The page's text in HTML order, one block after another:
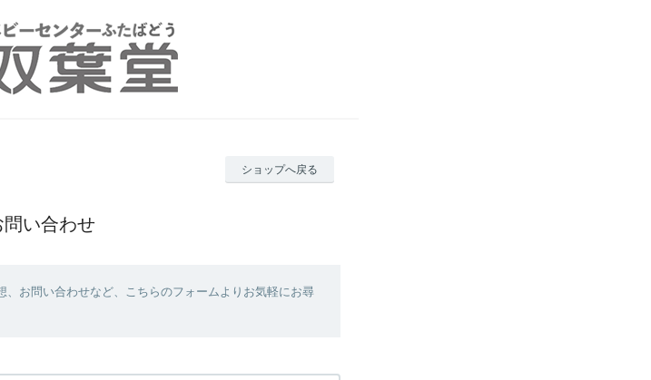
ショップへ戻る
問い合わせ
お問い合わせなど、こちらのフォームよりお気軽にお尋